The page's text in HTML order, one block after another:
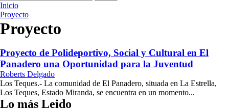
Inicio
Proyecto
Proyecto
Proyecto de Polideportivo, Social y Cultural en El
Panadero una Oportunidad para la Juventud
Roberts Delgado
Los Teques.- La comunidad de El Panadero, situada en La Estrella,
Los Teques, Estado Miranda, se encuentra en un momento...
Lo más Leido